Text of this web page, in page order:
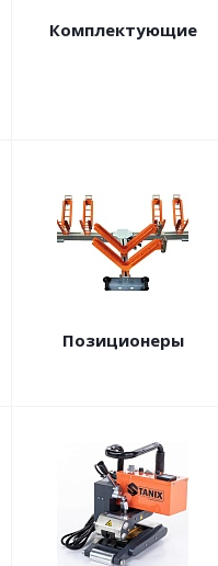
Комплектующие
Позиционеры